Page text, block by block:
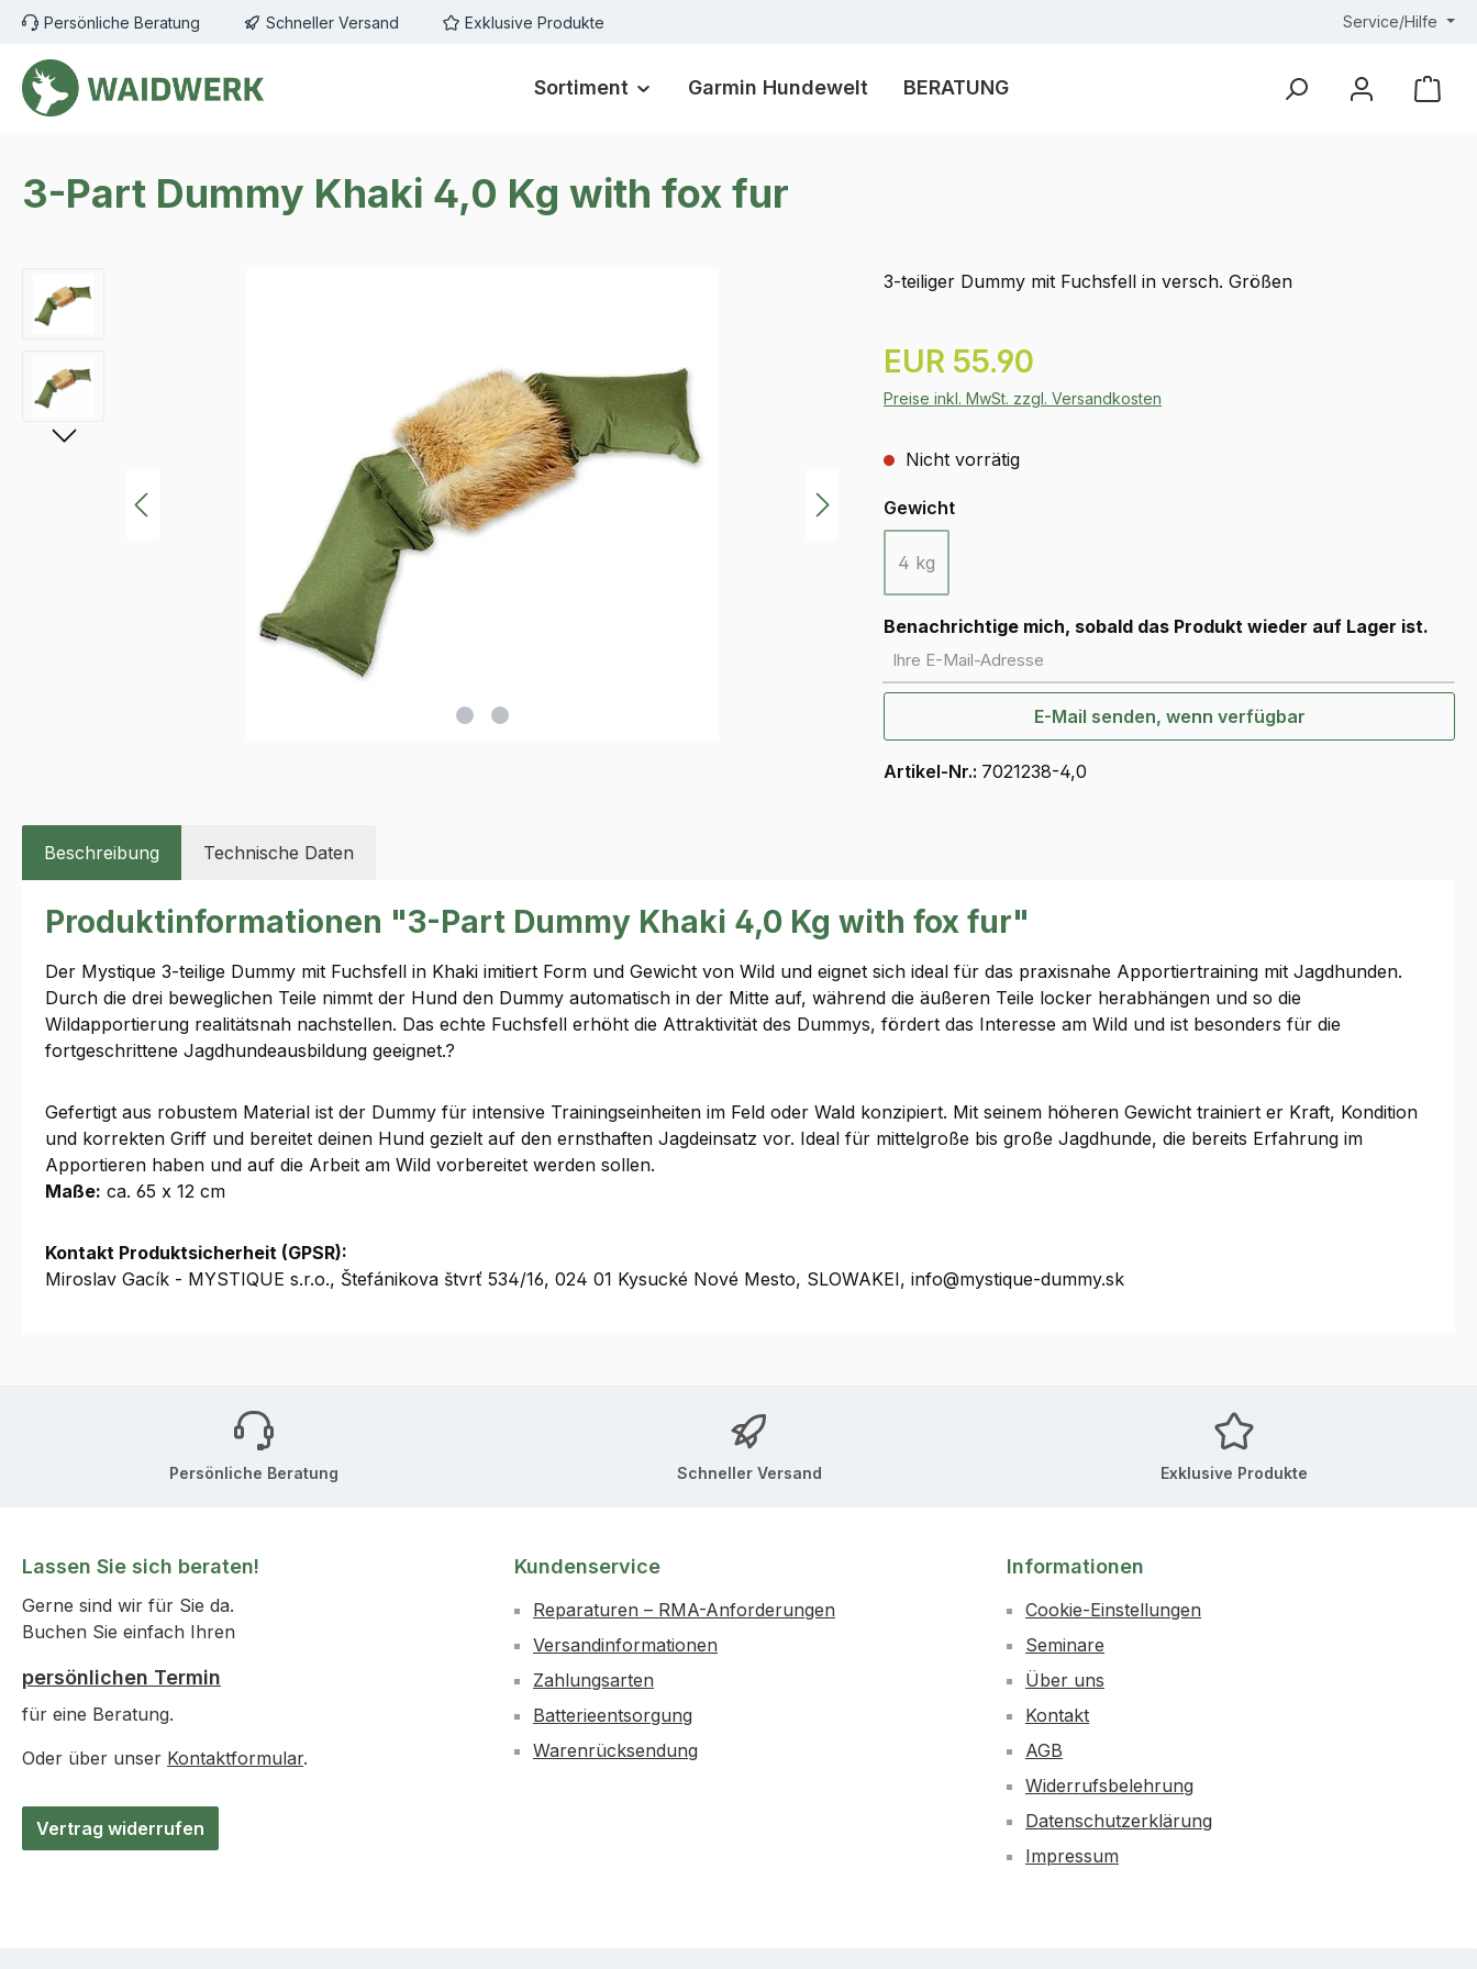
Hauptinhalt springen
Zur Suche springen
Zur Hauptnavigation springen
Persönliche Beratung Schneller Versand Exklusive Produkte Service/Hilfe
Sortiment Garmin Hundewelt BERATUNG
3-Part Dummy Khaki 4,0 Kg with fox fur
Bildergalerie überspringen 3-teiliger Dummy mit Fuchsfell in versch. Größen
Regulärer Preis:
EUR 55.90
Preise inkl. MwSt. zzgl. Versandkosten
Nicht vorrätig
Gewichtauswählen
4 kg
(Diese Option ist zurzeit nicht verfügbar.)
Benachrichtige mich, sobald das Produkt wieder auf Lager ist.
Ihre E-Mail-Adresse
E-Mail senden, wenn verfügbar
Artikel-Nr.: 7021238-4,0
Beschreibung Technische Daten
Produktinformationen "3-Part Dummy Khaki 4,0 Kg with fox fur"
Der Mystique 3-teilige Dummy mit Fuchsfell in Khaki imitiert Form und Gewicht von Wild und eignet sich ideal für das praxisnahe Apportiertraining mit Jagdhunden.
Durch die drei beweglichen Teile nimmt der Hund den Dummy automatisch in der Mitte auf, während die äußeren Teile locker herabhängen und so die
Wildapportierung realitätsnah nachstellen. Das echte Fuchsfell erhöht die Attraktivität des Dummys, fördert das Interesse am Wild und ist besonders für die
fortgeschrittene Jagdhundeausbildung geeignet.?
Gefertigt aus robustem Material ist der Dummy für intensive Trainingseinheiten im Feld oder Wald konzipiert. Mit seinem höheren Gewicht trainiert er Kraft, Kondition
und korrekten Griff und bereitet deinen Hund gezielt auf den ernsthaften Jagdeinsatz vor. Ideal für mittelgroße bis große Jagdhunde, die bereits Erfahrung im
Apportieren haben und auf die Arbeit am Wild vorbereitet werden sollen.
Maße: ca. 65 x 12 cm
Kontakt Produktsicherheit (GPSR):
Miroslav Gacík - MYSTIQUE s.r.o., Štefánikova štvrť 534/16, 024 01 Kysucké Nové Mesto, SLOWAKEI, info@mystique-dummy.sk
Persönliche Beratung Schneller Versand Exklusive Produkte
Lassen Sie sich beraten!
Gerne sind wir für Sie da.
Buchen Sie einfach Ihren
persönlichen Termin
für eine Beratung.
Oder über unser Kontaktformular.
Vertrag widerrufen
Kundenservice
Reparaturen – RMA-Anforderungen
Versandinformationen
Zahlungsarten
Batterieentsorgung
Warenrücksendung
Informationen
Cookie-Einstellungen
Seminare
Über uns
Kontakt
AGB
Widerrufsbelehrung
Datenschutzerklärung
Impressum